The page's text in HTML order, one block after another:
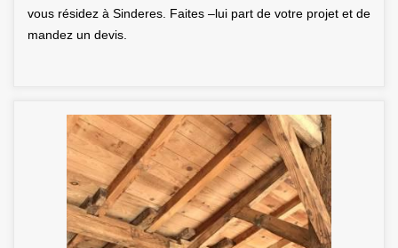
vous résidez à Sinderes. Faites –lui part de votre projet et de
mandez un devis.